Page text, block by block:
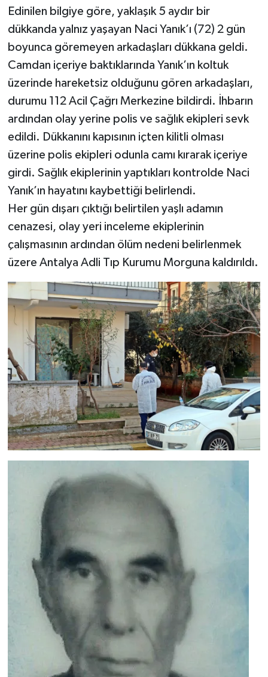
Edinilen bilgiye göre, yaklaşık 5 aydır bir
dükkanda yalnız yaşayan Naci Yanık’ı (72) 2 gün
boyunca göremeyen arkadaşları dükkana geldi.
Camdan içeriye baktıklarında Yanık’ın koltuk
üzerinde hareketsiz olduğunu gören arkadaşları,
durumu 112 Acil Çağrı Merkezine bildirdi. İhbarın
ardından olay yerine polis ve sağlık ekipleri sevk
edildi. Dükkanını kapısının içten kilitli olması
üzerine polis ekipleri odunla camı kırarak içeriye
girdi. Sağlık ekiplerinin yaptıkları kontrolde Naci
Yanık’ın hayatını kaybettiği belirlendi.
Her gün dışarı çıktığı belirtilen yaşlı adamın
cenazesi, olay yeri inceleme ekiplerinin
çalışmasının ardından ölüm nedeni belirlenmek
üzere Antalya Adli Tıp Kurumu Morguna kaldırıldı.